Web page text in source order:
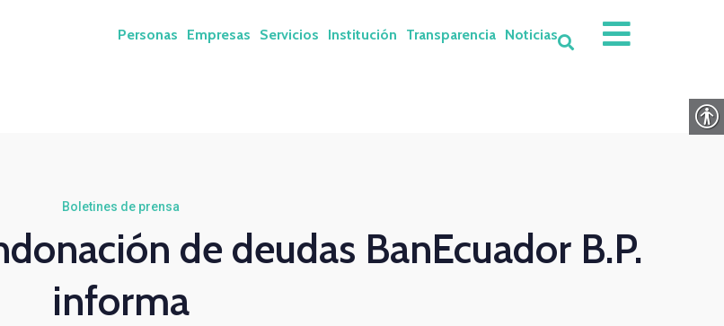
Personas Empresas Servicios Institución Transparencia Noticias
Boletines de prensa
de deudas BanEcuador B.P.
informa